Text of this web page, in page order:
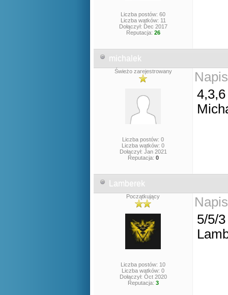
Liczba postów: 60
Liczba wątków: 11
Dołączył: Dec 2017
Reputacja: 26
michalek
Świeżo zarejestrowany
Liczba postów: 0
Liczba wątków: 0
Dołączył: Jan 2021
Reputacja: 0
4,3,6
Lamberek
Początkujący
Liczba postów: 10
Liczba wątków: 0
Dołączył: Oct 2020
Reputacja: 3
5/5/3